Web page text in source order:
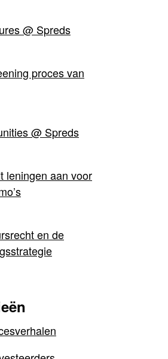
@ Spreds
proces van
@ Spreds
leningen aan voor
en de